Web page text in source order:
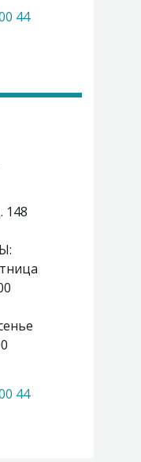
44
148
44